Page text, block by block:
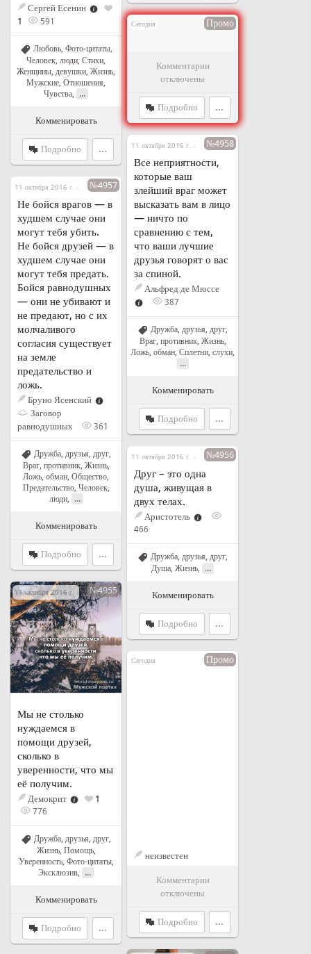
Сергей Есенин
1
591
Любовь, Фото-цитаты,
Человек, люди Стихи
Женщины, девушки Жизнь
Мужские Отношения
Чувства
...
Комменировать
Подробно ...
Сегодня Промо
Комментарии
отключены
Подробно ...
11 октября 2016 г. в 14:16№4958
Все неприятности,
которые ваш
злейший враг может
высказать вам в лицо
— ничто по
сравнению с тем,
что ваши лучшие
друзья говорят о вас
за спиной.
Альфред де Мюссе
387
Дружба, друзья, друг,
Враг, противник, Жизнь,
Ложь, обман Сплетни, слухи
...
Комменировать
Подробно ...
11 октября 2016 г. в 14:15№4957
Не бойся врагов — в
худшем случае они
могут тебя убить.
Не бойся друзей — в
худшем случае они
могут тебя предать.
Бойся равнодушных
— они не убивают и
не предают, но с их
молчаливого
согласия существует
на земле
предательство и
ложь.
Бруно Ясенский
Заговор
равнодушных
361
Дружба, друзья, друг,
Враг, противник, Жизнь,
Ложь, обман Общество
Предательство, Человек,
люди, ...
Комменировать
Подробно ...
11 октября 2016 г. в 14:13№4956
Друг – это одна
душа, живущая в
двух телах.
Аристотель
466
Дружба, друзья, друг,
Душа Жизнь ...
Комменировать
Подробно ...
11 октября 2016 г. в 14:12№4955
Мы не столько
нуждаемся в
помощи друзей,
сколько в
уверенности, что мы
её получим.
Демокрит 1
776
Дружба, друзья, друг,
Жизнь, Помощь,
Уверенность, Фото-цитаты,
Эксклюзив
...
Комменировать
Подробно ...
Сегодня Промо
неизвестен
Комментарии
отключены
Подробно ...